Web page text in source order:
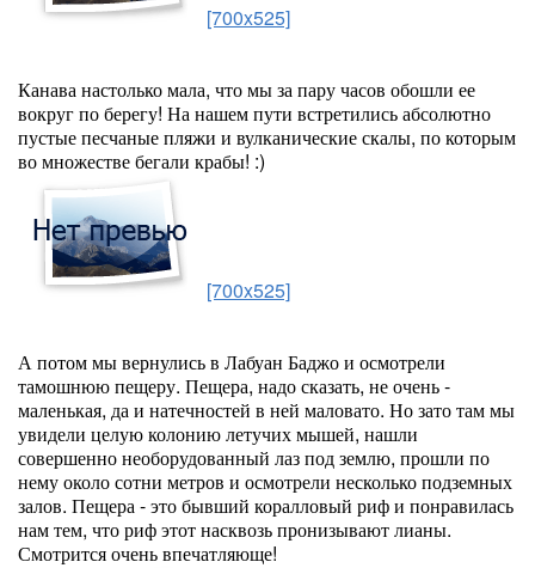
[700x525]
Канава настолько мала, что мы за пару часов обошли ее
вокруг по берегу! На нашем пути встретились абсолютно
пустые песчаные пляжи и вулканические скалы, по которым
во множестве бегали крабы! :)
[700x525]
А потом мы вернулись в Лабуан Баджо и осмотрели
тамошнюю пещеру. Пещера, надо сказать, не очень -
маленькая, да и натечностей в ней маловато. Но зато там мы
увидели целую колонию летучих мышей, нашли
совершенно необорудованный лаз под землю, прошли по
нему около сотни метров и осмотрели несколько подземных
залов. Пещера - это бывший коралловый риф и понравилась
нам тем, что риф этот насквозь пронизывают лианы.
Смотрится очень впечатляюще!